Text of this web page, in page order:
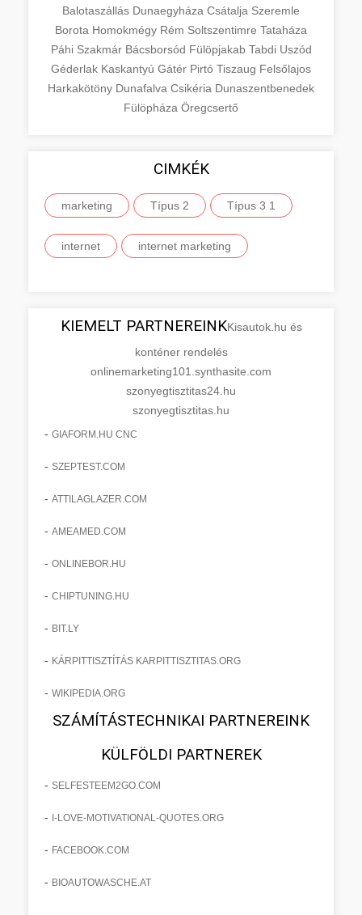
Balotaszállás Dunaegyháza Csátalja Szeremle
Borota Homokmégy Rém Soltszentimre Tataháza
Páhi Szakmár Bácsborsód Fülöpjakab Tabdi Uszód
Géderlak Kaskantyú Gátér Pirtó Tiszaug Felsőlajos
Harkakötöny Dunafalva Csikéria Dunaszentbenedek
Fülöpháza Öregcsertő
CIMKÉK
marketing Típus 2 Típus 3 1
internet internet marketing
KIEMELT PARTNEREINKKisautok.hu és
konténer rendelés
onlinemarketing101.synthasite.com
szonyegtisztitas24.hu
szonyegtisztitas.hu
- GIAFORM.HU CNC
- SZEPTEST.COM
- ATTILAGLAZER.COM
- AMEAMED.COM
- ONLINEBOR.HU
- CHIPTUNING.HU
- BIT.LY
- KÁRPITTISZTÍTÁS KARPITTISZTITAS.ORG
- WIKIPEDIA.ORG
SZÁMÍTÁSTECHNIKAI PARTNEREINK
KÜLFÖLDI PARTNEREK
- SELFESTEEM2GO.COM
- I-LOVE-MOTIVATIONAL-QUOTES.ORG
- FACEBOOK.COM
- BIOAUTOWASCHE.AT